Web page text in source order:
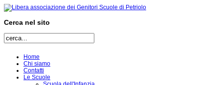
Cerca nel sito
Home
Chi siamo
Contatti
Le Scuole